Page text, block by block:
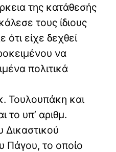
της κατάθεσής
τους ίδιους
ότι είχε δεχθεί
να
πολιτικά
Τουλουπάκη και
το υπ’ αριθμ.
Πάγου, το οποίο